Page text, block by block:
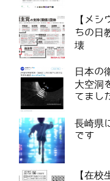
【メ
ちの日
壊
日本の
大空洞
てまし
長崎県
です
【在